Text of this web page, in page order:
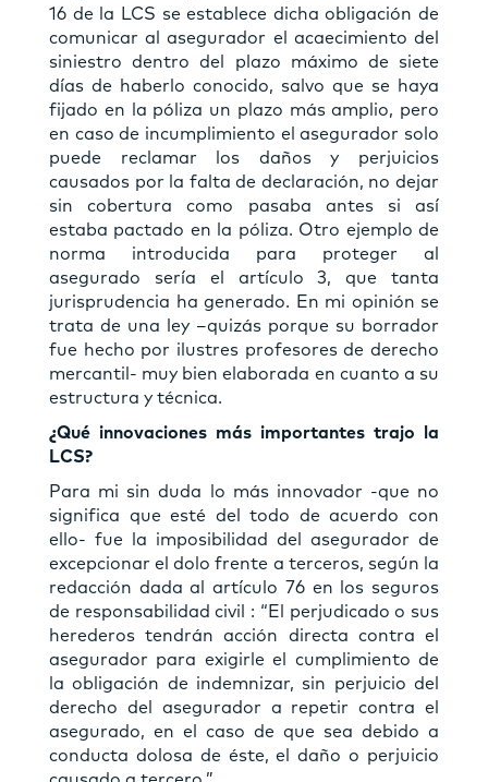
16 de la LCS se establece dicha obligación de
comunicar al asegurador el acaecimiento del
siniestro dentro del plazo máximo de siete
días de haberlo conocido, salvo que se haya
fijado en la póliza un plazo más amplio, pero
en caso de incumplimiento el asegurador solo
puede reclamar los daños y perjuicios
causados por la falta de declaración, no dejar
sin cobertura como pasaba antes si así
estaba pactado en la póliza. Otro ejemplo de
norma introducida para proteger al
asegurado sería el artículo 3, que tanta
jurisprudencia ha generado. En mi opinión se
trata de una ley –quizás porque su borrador
fue hecho por ilustres profesores de derecho
mercantil- muy bien elaborada en cuanto a su
estructura y técnica.
¿Qué innovaciones más importantes trajo la
LCS?
Para mi sin duda lo más innovador -que no
significa que esté del todo de acuerdo con
ello- fue la imposibilidad del asegurador de
excepcionar el dolo frente a terceros, según la
redacción dada al artículo 76 en los seguros
de responsabilidad civil : “El perjudicado o sus
herederos tendrán acción directa contra el
asegurador para exigirle el cumplimiento de
la obligación de indemnizar, sin perjuicio del
derecho del asegurador a repetir contra el
asegurado, en el caso de que sea debido a
conducta dolosa de éste, el daño o perjuicio